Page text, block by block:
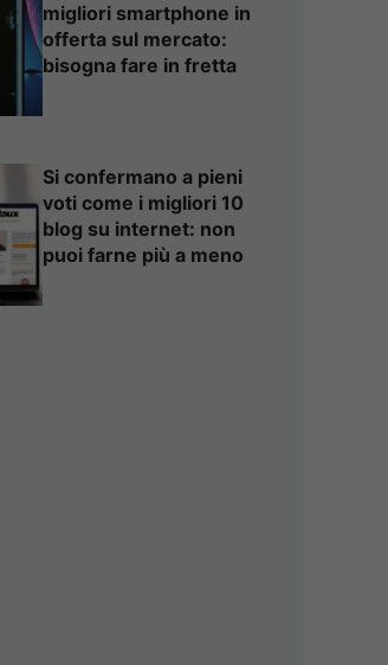
migliori smartphone in
offerta sul mercato:
bisogna fare in fretta
Si confermano a pieni
voti come i migliori 10
blog su internet: non
puoi farne più a meno